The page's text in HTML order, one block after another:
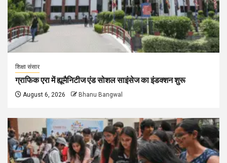
शिक्षा संसार
ग्राफिक एरा में ह्यूमैनिटीज एंड सोशल साइंसेज का इंडक्शन शुरू
August 6, 2026 Bhanu Bangwal